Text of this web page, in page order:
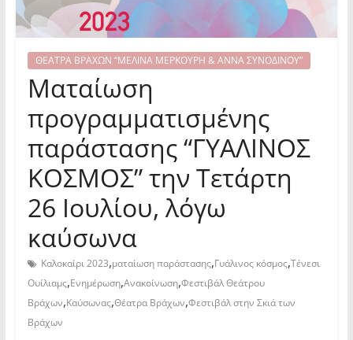
ΘΕΑΤΡΑ ΒΡΑΧΩΝ “ΜΕΛΙΝΑ ΜΕΡΚΟΥΡΗ & ΑΝΝΑ ΣΥΝΟΔΙΝΟΥ”
Ματαίωση
προγραμματισμένης
παράστασης “ΓΥΑΛΙΝΟΣ
ΚΟΣΜΟΣ” την Τετάρτη
26 Ιουλίου, λόγω
καύσωνα
Καλοκαίρι 2023,ματαίωση παράστασης,Γυάλινος κόσμος,Τένεσι
Ουίλιαμς,Ενημέρωση,Ανακοίνωση,Φεστιβάλ Θεάτρου
Βράχων,Καύσωνας,Θέατρα Βράχων,Φεστιβάλ στην Σκιά των
Βράχων